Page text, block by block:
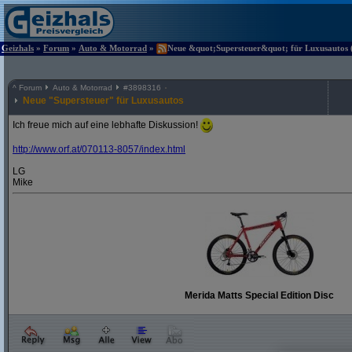
Geizhals » Forum » Auto & Motorrad » Neue &quot;Supersteuer&quot; für Luxusautos
^ Forum Auto & Motorrad #3898316
Neue "Supersteuer" für Luxusautos
Ich freue mich auf eine lebhafte Diskussion!
http://www.orf.at/070113-8057/index.html
LG
Mike
Merida Matts Special Edition Disc